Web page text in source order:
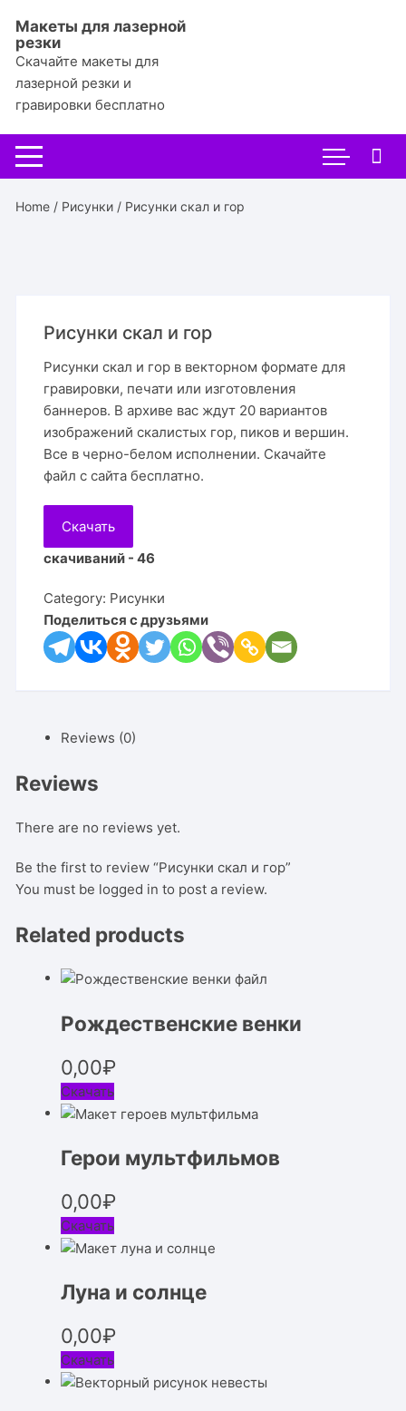
содержимому
Макеты для лазерной
резки
Скачайте макеты для
лазерной резки и
гравировки бесплатно
Home / Рисунки / Рисунки скал и гор
Рисунки скал и гор
Рисунки скал и гор в векторном формате для
гравировки, печати или изготовления
баннеров. В архиве вас ждут 20 вариантов
изображений скалистых гор, пиков и вершин.
Все в черно-белом исполнении. Скачайте
файл с сайта бесплатно.
Скачать
скачиваний - 46
Category: Рисунки
Поделиться с друзьями
Reviews (0)
Reviews
There are no reviews yet.
Be the first to review “Рисунки скал и гор”
You must be logged in to post a review.
Related products
Рождественские венки
0,00₽
Скачать
Герои мультфильмов
0,00₽
Скачать
Луна и солнце
0,00₽
Скачать